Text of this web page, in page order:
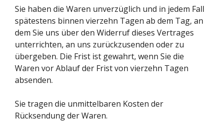
Sie haben die Waren unverzüglich und in jedem Fall
spätestens binnen vierzehn Tagen ab dem Tag, an
dem Sie uns über den Widerruf dieses Vertrages
unterrichten, an uns zurückzusenden oder zu
übergeben. Die Frist ist gewahrt, wenn Sie die
Waren vor Ablauf der Frist von vierzehn Tagen
absenden.
Sie tragen die unmittelbaren Kosten der
Rücksendung der Waren.